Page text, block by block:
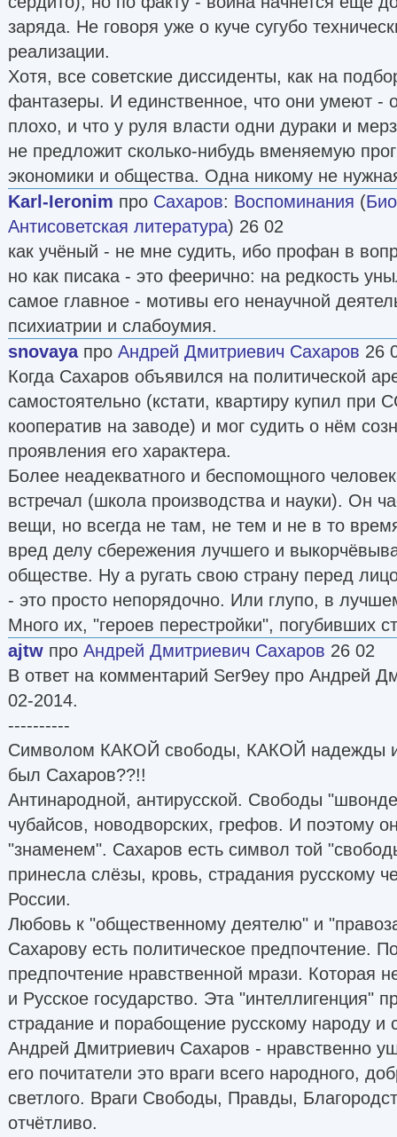
заряда. Не говоря уже о куче сугубо
реализации.
Хотя, все советские диссиденты, как на
фантазеры. И единственное, что они умеют -
плохо, и что у руля власти одни дураки и
не предложит сколько-нибудь вменяемую
экономики и общества. Одна никому не
Karl-Ieronim про Сахаров: Воспоминания (
Антисоветская литература) 26 02
как учёный - не мне судить, ибо профан в
но как писака - это феерично: на редкость
самое главное - мотивы его ненаучной
психиатрии и слабоумия.
snovayaпро Андрей Дмитриевич Сахаров 26
Когда Сахаров объявился на политической
самостоятельно (кстати, квартиру купил при
кооператив на заводе) и мог судить о нём
проявления его характера.
Более неадекватного и беспомощного
встречал (школа производства и науки). Он
вещи, но всегда не там, не тем и не в то
вред делу сбережения лучшего и
обществе. Ну а ругать свою страну перед
- это просто непорядочно. Или глупо, в
Много их, "героев перестройки", погубивших
ajtw про Андрей Дмитриевич Сахаров 26 02
В ответ на комментарий Ser9ey про Андрей
02-2014.
----------
Символом КАКОЙ свободы, КАКОЙ надежды
был Сахаров??!!
Антинародной, антирусской. Свободы
чубайсов, новодворских, грефов. И поэтому
"знаменем". Сахаров есть символ той
принесла слёзы, кровь, страдания русскому
России.
Любовь к "общественному деятелю" и
Сахарову есть политическое предпочтение.
предпочтение нравственной мрази. Которая
и Русское государство. Эта "интеллигенция"
страдание и порабощение русскому народу и
Андрей Дмитриевич Сахаров - нравственно
его почитатели это враги всего народного,
светлого. Враги Свободы, Правды,
отчётливо.